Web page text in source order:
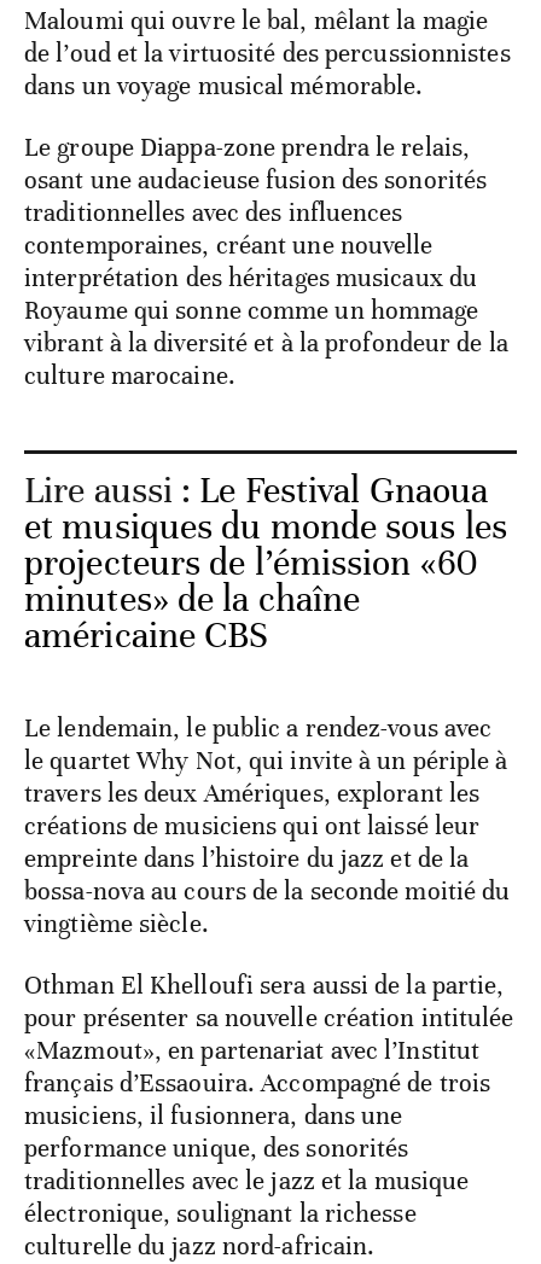
Maloumi qui ouvre le bal, mêlant la magie
de l’oud et la virtuosité des percussionnistes
dans un voyage musical mémorable.
Le groupe Diappa-zone prendra le relais,
osant une audacieuse fusion des sonorités
traditionnelles avec des influences
contemporaines, créant une nouvelle
interprétation des héritages musicaux du
Royaume qui sonne comme un hommage
vibrant à la diversité et à la profondeur de la
culture marocaine.
Lire aussi : Le Festival Gnaoua
et musiques du monde sous les
projecteurs de l’émission «60
minutes» de la chaîne
américaine CBS
Le lendemain, le public a rendez-vous avec
le quartet Why Not, qui invite à un périple à
travers les deux Amériques, explorant les
créations de musiciens qui ont laissé leur
empreinte dans l’histoire du jazz et de la
bossa-nova au cours de la seconde moitié du
vingtième siècle.
Othman El Khelloufi sera aussi de la partie,
pour présenter sa nouvelle création intitulée
«Mazmout», en partenariat avec l’Institut
français d’Essaouira. Accompagné de trois
musiciens, il fusionnera, dans une
performance unique, des sonorités
traditionnelles avec le jazz et la musique
électronique, soulignant la richesse
culturelle du jazz nord-africain.